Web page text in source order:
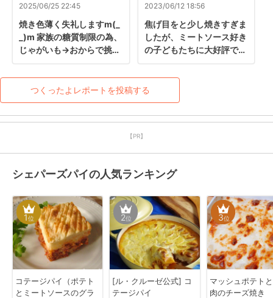
2025/06/25 22:45
焼き色薄く失礼しますm(_
_)m 家族の糖質制限の為、
じゃがいも→おからで挑戦
美味でした☆さじのgどっ
ちやねん←激しく同意で
す！
2023/06/12 18:56
焦げ目をと少し焼きすぎま
したが、ミートソース好き
の子どもたちに大好評でし
つくったよレポートを投稿する
【PR】
シェパーズパイの人気ランキング
1位
コテージパイ（ポテト
とミートソースのグラ
2位
[ル・クルーゼ公式] コ
テージパイ
3位
マッシュポテト
肉のチーズ焼き